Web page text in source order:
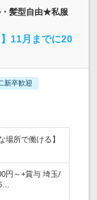
髪型自由★私服
11月までに20
新卒歓迎
場所で働ける】
円～+賞与 埼玉/